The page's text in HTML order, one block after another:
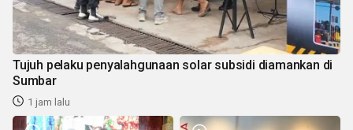
Tujuh pelaku penyalahgunaan solar subsidi diamankan di
Sumbar
1 jam lalu